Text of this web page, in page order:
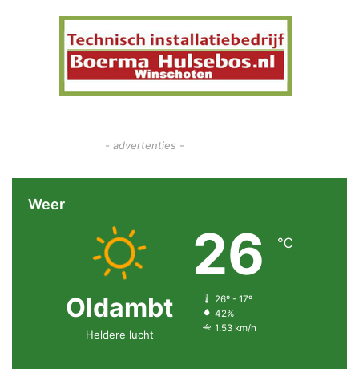
- advertenties -
Weer
Oldambt
Heldere lucht
26 ℃
26º - 17º
42%
1.53 km/h